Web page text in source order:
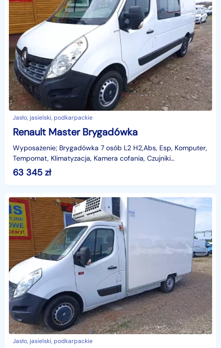
Jasło, jasielski, podkarpackie
Renault Master Brygadówka
Wyposażenie; Brygadówka 7 osób L2 H2,Abs, Esp, Komputer,
Tempomat, Klimatyzacja, Kamera cofania, Czujniki
Parkowania, Poduszka powietrzna kierowc
63 345 zł
Jasło, jasielski, podkarpackie